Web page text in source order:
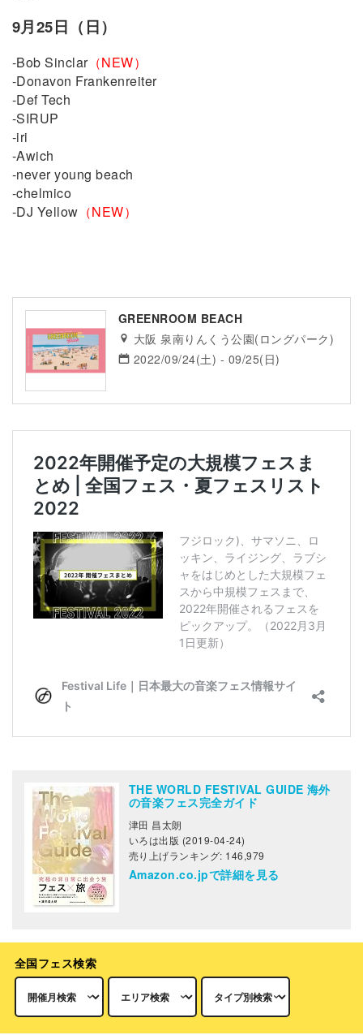
9月25日（日）
-Bob Sinclar（NEW）
-Donavon Frankenreiter
-Def Tech
-SIRUP
-iri
-Awich
-never young beach
-chelmico
-DJ Yellow （NEW）
GREENROOM BEACH
大阪 泉南りんくう公園(ロングパーク)
2022/09/24(土) - 09/25(日)
THE WORLD FESTIVAL GUIDE 海外
の音楽フェス完全ガイド
津田 昌太朗
いろは出版 (2019-04-24)
売り上げランキング: 146,979
Amazon.co.jpで詳細を見る
全国フェス検索